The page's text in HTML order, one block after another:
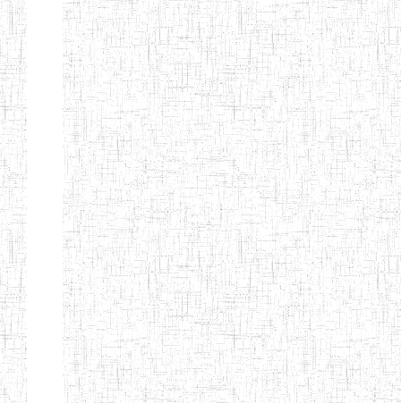
Chercher:
Effacer les filtres
Denomination
Type
Nature
Arrondissement
Denomination Création Type Nature